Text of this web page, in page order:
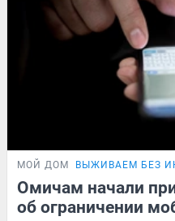
МОЙ ДОМ ВЫЖИВАЕМ БЕЗ
Омичам начали
об ограничении